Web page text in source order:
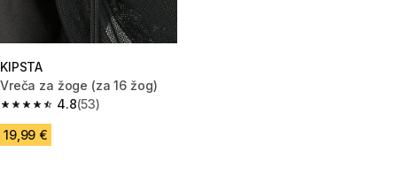
KIPSTA
Vreča za žoge (za 16 žog)
4.8
4.8 od 5 zvezdic from 53 ocene
(53)
19,99 €